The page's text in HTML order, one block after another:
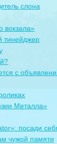
слона
вокзала»
тинейджер
с
Металла»
посади
чужой памяти